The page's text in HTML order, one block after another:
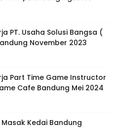
PT. Usaha Solusi Bangsa (
November 2023
Part Time Game Instructor
Cafe Bandung Mei 2024
Kedai Bandung